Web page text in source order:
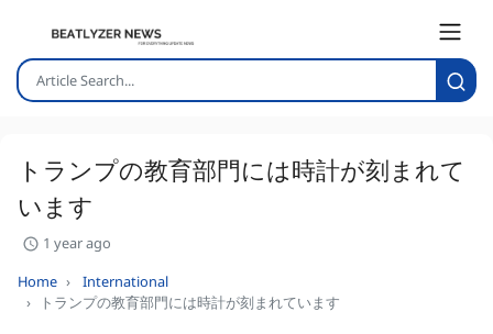
トランプの教育部門には時計が刻まれて
います
1 year ago
Home
International
トランプの教育部門には時計が刻まれています